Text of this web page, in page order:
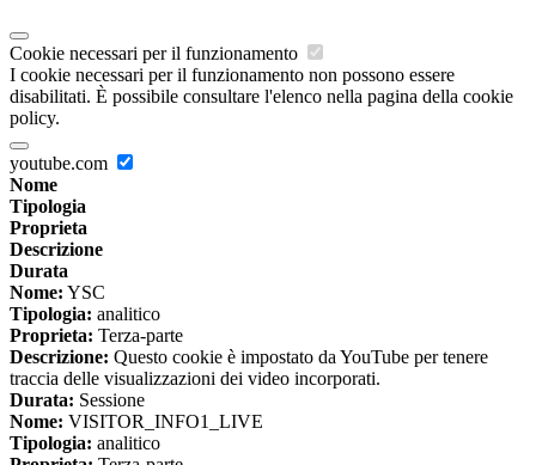
Cookie necessari per il funzionamento
I cookie necessari per il funzionamento non possono essere
disabilitati. È possibile consultare l'elenco nella pagina della cookie
policy.
youtube.com
Nome
Tipologia
Proprieta
Descrizione
Durata
Nome: YSC
Tipologia: analitico
Proprieta: Terza-parte
Descrizione: Questo cookie è impostato da YouTube per tenere
traccia delle visualizzazioni dei video incorporati.
Durata: Sessione
Nome: VISITOR_INFO1_LIVE
Tipologia: analitico